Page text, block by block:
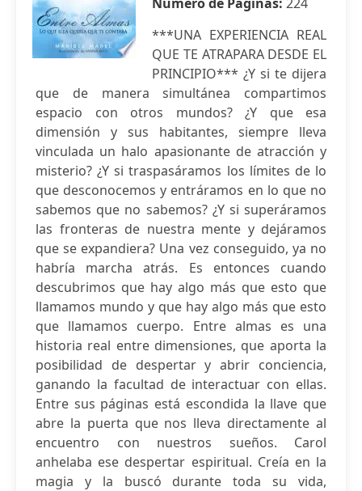
***UNA EXPERIENCIA REAL
QUE TE ATRAPARA DESDE EL
PRINCIPIO*** ¿Y si te dijera
que de manera simultánea compartimos
espacio con otros mundos? ¿Y que esa
dimensión y sus habitantes, siempre lleva
vinculada un halo apasionante de atracción y
misterio? ¿Y si traspasáramos los límites de lo
que desconocemos y entráramos en lo que no
sabemos que no sabemos? ¿Y si superáramos
las fronteras de nuestra mente y dejáramos
que se expandiera? Una vez conseguido, ya no
habría marcha atrás. Es entonces cuando
descubrimos que hay algo más que esto que
llamamos mundo y que hay algo más que esto
que llamamos cuerpo. Entre almas es una
historia real entre dimensiones, que aporta la
posibilidad de despertar y abrir conciencia,
ganando la facultad de interactuar con ellas.
Entre sus páginas está escondida la llave que
abre la puerta que nos lleva directamente al
encuentro con nuestros sueños. Carol
anhelaba ese despertar espiritual. Creía en la
magia y la buscó durante toda su vida,